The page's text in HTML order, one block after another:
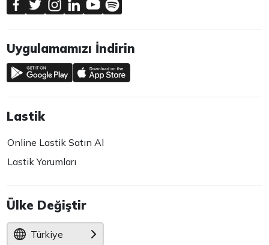
Uygulamamızı İndirin
Lastik
Online Lastik Satın Al
Lastik Yorumları
Ülke Değiştir
Türkiye